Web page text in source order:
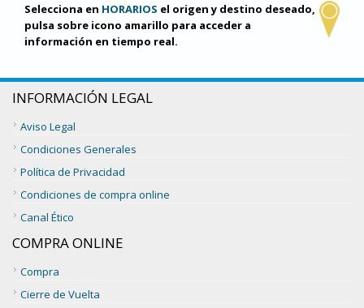
Selecciona en HORARIOS el origen y destino deseado,
pulsa sobre icono amarillo para acceder a
información en tiempo real.
INFORMACIÓN LEGAL
Aviso Legal
Condiciones Generales
Política de Privacidad
Condiciones de compra online
Canal Ético
COMPRA ONLINE
Compra
Cierre de Vuelta